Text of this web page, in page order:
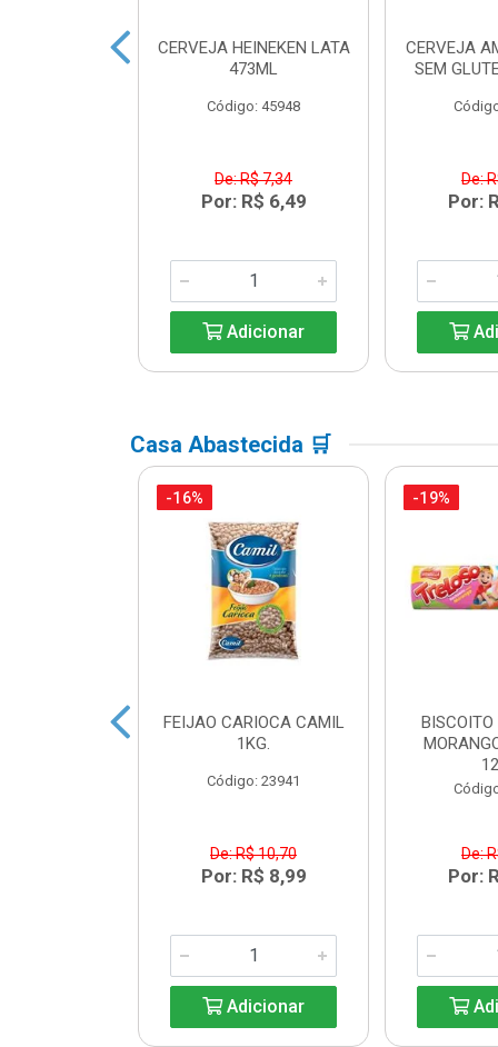
CERVEJA HEINEKEN LATA
473ML
Código: 45948
De: R$ 7,34
Por: R$ 6,49
Adicionar
CERVEJA
SEM
De:
Por:
Casa Abastecida 🛒
-16%
FEIJAO CARIOCA CAMIL
1KG.
Código: 23941
De: R$ 10,70
Por: R$ 8,99
Adicionar
-19%
BISCOITO
De:
Por: